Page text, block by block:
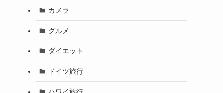
カメラ
グルメ
ダイエット
ドイツ旅行
ハワイ旅行